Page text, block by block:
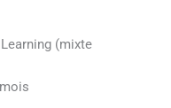
(mixte